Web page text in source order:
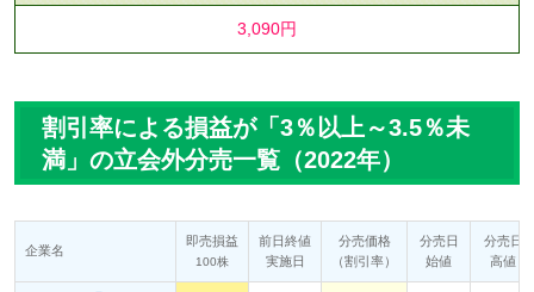
3,090円
割引率による損益が「3％以上～3.5％未
満」の立会外分売一覧（2022年）
企業名
即売損益
100株
前日終値
実施日
分売価格
（割引率）
分売日
始値
分売日
高値